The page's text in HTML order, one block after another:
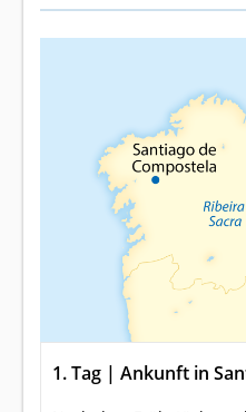
1. Tag | Ankunft in